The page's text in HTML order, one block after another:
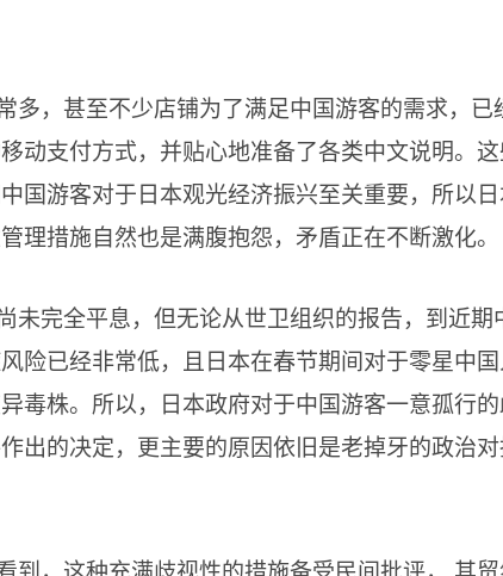
多，甚至不少店铺为了满足中国游客的需求，已
动支付方式，并贴心地准备了各类中文说明。
国游客对于日本观光经济振兴至关重要，所以
理措施自然也是满腹抱怨，矛盾正在不断激化。
未完全平息，但无论从世卫组织的报告，到近期
险已经非常低，且日本在春节期间对于零星中
毒株。所以，日本政府对于中国游客一意孤行
出的决定，更主要的原因依旧是老掉牙的政治
到，这种充满歧视性的措施备受民间批评， 其